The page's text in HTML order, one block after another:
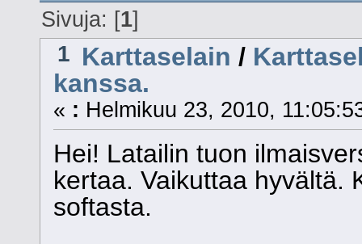
Sivuja: [1]
1 Karttaselain /
kanssa.
« : Helmikuu 23, 2010,
Hei! Latailin tuon
kertaa. Vaikuttaa hyvältä.
softasta.